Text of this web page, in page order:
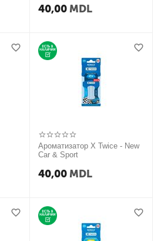
40,00 MDL
Ароматизатор X Twice - New
Car & Sport
40,00 MDL